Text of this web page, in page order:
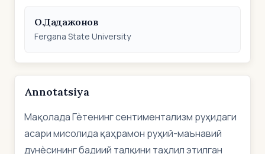
О.Дадажонов
Fergana State University
Annotatsiya
Мақолада Гѐтенинг сентиментализм руҳидаги
асари мисолида қаҳрамон руҳий-маънавий
дунѐсининг бадиий талқини таҳлил этилган